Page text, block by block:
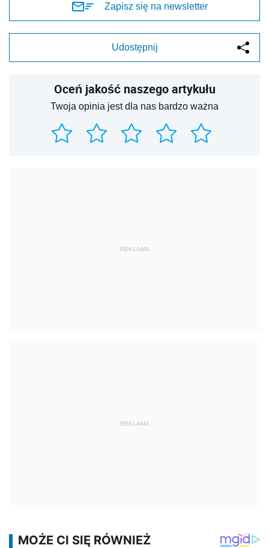
Zapisz się na newsletter
Udostępnij
Oceń jakość naszego artykułu
Twoja opinia jest dla nas bardzo ważna
REKLAMA
REKLAMA